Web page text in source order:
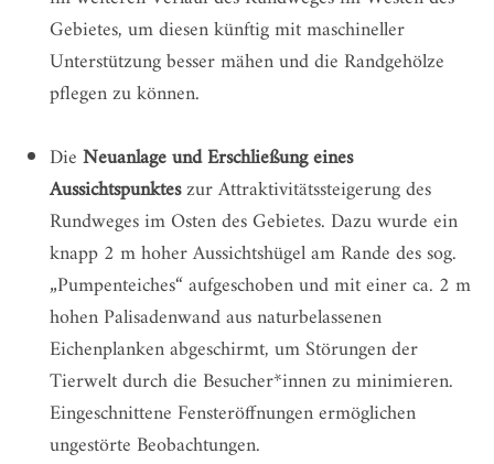
Gebietes, um diesen künftig mit maschineller
Unterstützung besser mähen und die Randgehölze
pflegen zu können.
DieNeuanlage und Erschließung eines
Aussichtspunkteszur Attraktivitätssteigerung des
Rundweges im Osten des Gebietes. Dazu wurde ein
knapp 2 m hoher Aussichtshügel am Rande des sog.
„Pumpenteiches“ aufgeschoben und mit einer ca. 2 m
hohen Palisadenwand aus naturbelassenen
Eichenplanken abgeschirmt, um Störungen der
Tierwelt durch die Besucher*innen zu minimieren.
Eingeschnittene Fensteröffnungen ermöglichen
ungestörte Beobachtungen.